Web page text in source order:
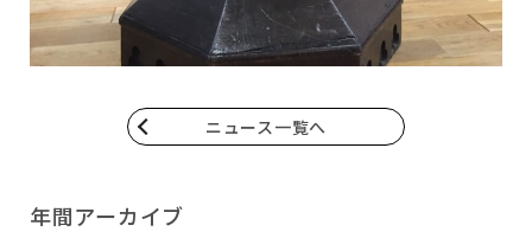
ニュース一覧へ
年間アーカイブ